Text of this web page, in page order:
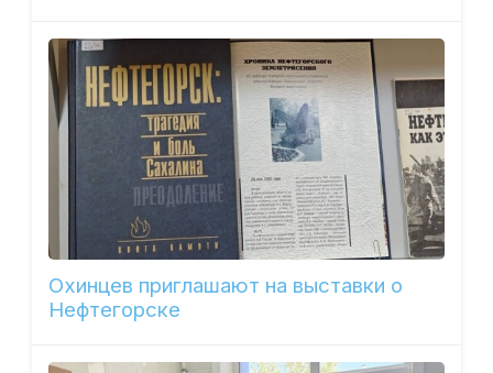
Охинцев приглашают на выставки о
Нефтегорске